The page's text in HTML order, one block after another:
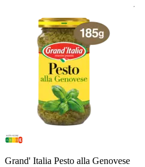
Grand' Italia Pesto alla Genovese